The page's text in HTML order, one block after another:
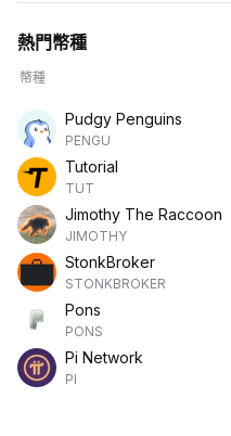
熱門幣種
幣種
Pudgy Penguins
PENGU
Tutorial
TUT
Jimothy The Raccoon
JIMOTHY
StonkBroker
STONKBROKER
Pons
PONS
Pi Network
PI